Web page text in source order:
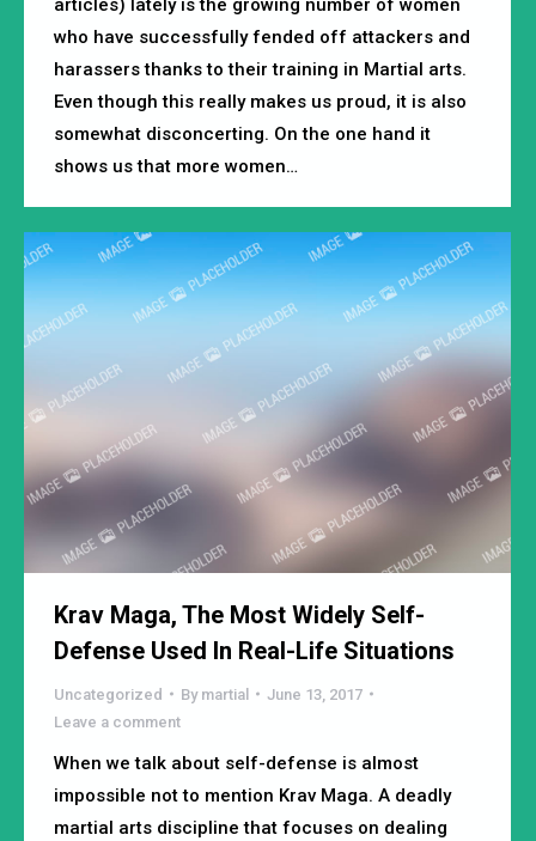
articles) lately is the growing number of women
who have successfully fended off attackers and
harassers thanks to their training in Martial arts.
Even though this really makes us proud, it is also
somewhat disconcerting. On the one hand it
shows us that more women…
Krav Maga, The Most Widely Self-
Defense Used In Real-Life Situations
Uncategorized By martial
June 13, 2017
Leave a comment
When we talk about self-defense is almost
impossible not to mention Krav Maga. A deadly
martial arts discipline that focuses on dealing